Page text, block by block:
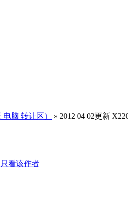
脑 转让区）
» 2012 04 02更新
只看该作者